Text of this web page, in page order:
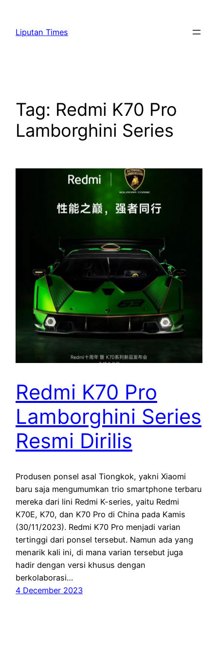
content
Liputan Times
Tag: Redmi K70 Pro
Lamborghini Series
Redmi K70 Pro
Lamborghini Series
Resmi Dirilis
Produsen ponsel asal Tiongkok, yakni Xiaomi
baru saja mengumumkan trio smartphone terbaru
mereka dari lini Redmi K-series, yaitu Redmi
K70E, K70, dan K70 Pro di China pada Kamis
(30/11/2023). Redmi K70 Pro menjadi varian
tertinggi dari ponsel tersebut. Namun ada yang
menarik kali ini, di mana varian tersebut juga
hadir dengan versi khusus dengan
berkolaborasi…
4 December 2023